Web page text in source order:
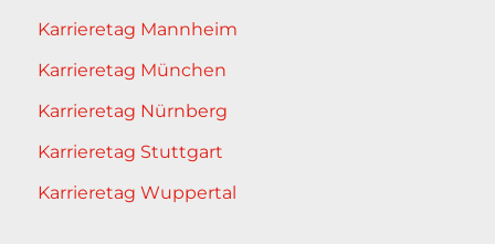
Karrieretag Mannheim
Karrieretag München
Karrieretag Nürnberg
Karrieretag Stuttgart
Karrieretag Wuppertal